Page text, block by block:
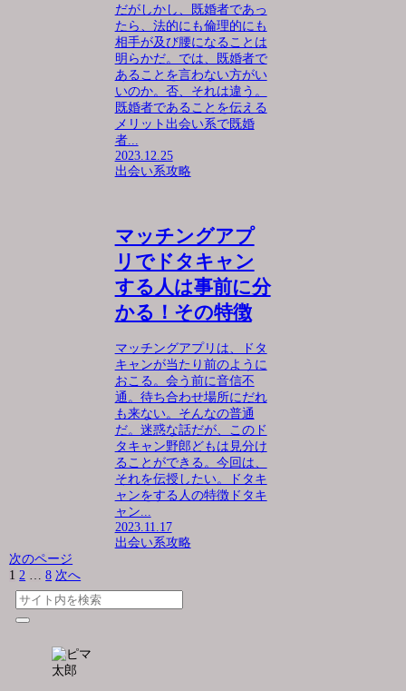
だがしかし、既婚者であっ
たら、法的にも倫理的にも
相手が及び腰になることは
明らかだ。では、既婚者で
あることを言わない方がい
いのか。否、それは違う。
既婚者であることを伝える
メリット出会い系で既婚
者...
2023.12.25
出会い系攻略
マッチングアプ
リでドタキャン
する人は事前に分
かる！その特徴
マッチングアプリは、ドタ
キャンが当たり前のように
おこる。会う前に音信不
通。待ち合わせ場所にだれ
も来ない。そんなの普通
だ。迷惑な話だが、このド
タキャン野郎どもは見分け
ることができる。今回は、
それを伝授したい。ドタキ
ャンをする人の特徴ドタキ
ャン...
2023.11.17
出会い系攻略
次のページ
1 2 … 8 次へ